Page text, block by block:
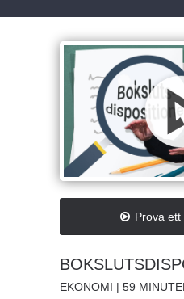
Prova
EKONOMI | 59